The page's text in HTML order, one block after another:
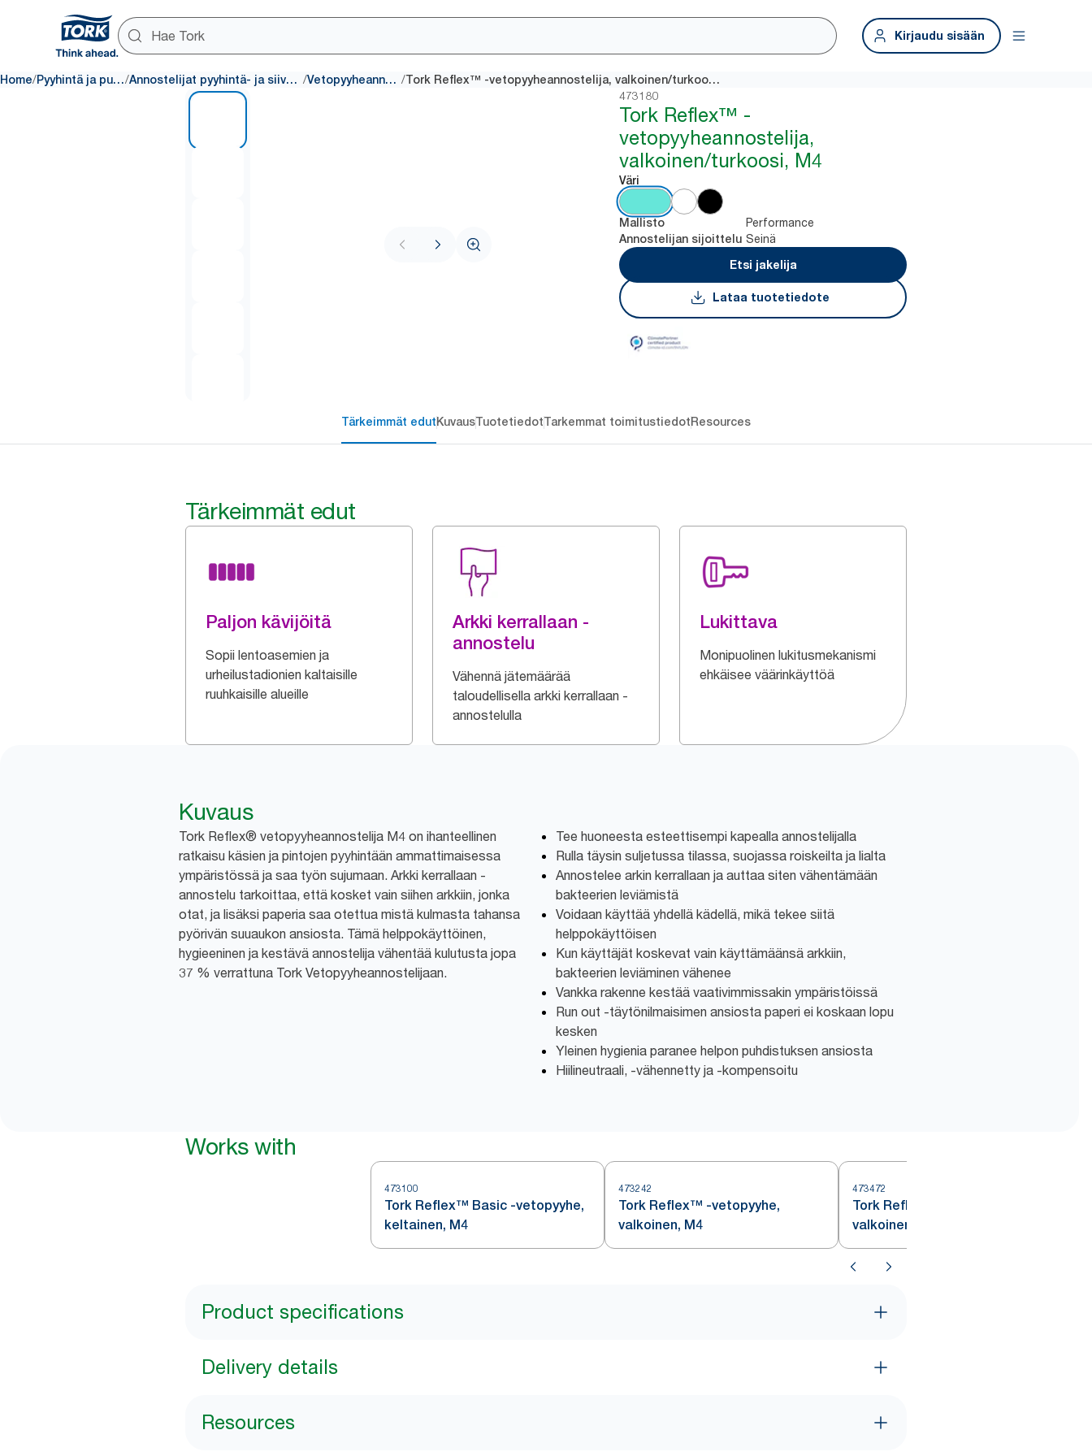
Kirjaudu sisään
Home/ Pyyhintä ja puhdistus/ Annostelijat pyyhintä- ja siivoustuotteille / Vetopyyheannostelijat / Tork Reflex™ -vetopyyheannostelija, valkoinen/turkoosi, M4
473180
Tork Reflex™ -
vetopyyheannostelija,
valkoinen/turkoosi, M4
Väri
Mallisto Performance
Annostelijan sijoittelu Seinä
Etsi jakelija
Lataa tuotetiedote
Tärkeimmät edutKuvausTuotetiedotTarkemmat toimitustiedotResources
Tärkeimmät edut
Paljon kävijöitä
Sopii lentoasemien ja
urheilustadionien kaltaisille
ruuhkaisille alueille
Arkki kerrallaan -
annostelu
Vähennä jätemäärää
taloudellisella arkki kerrallaan -
annostelulla
Lukittava
Monipuolinen lukitusmekanismi
ehkäisee väärinkäyttöä
Kuvaus
Tork Reflex® vetopyyheannostelija M4 on ihanteellinen
ratkaisu käsien ja pintojen pyyhintään ammattimaisessa
ympäristössä ja saa työn sujumaan. Arkki kerrallaan -
annostelu tarkoittaa, että kosket vain siihen arkkiin, jonka
otat, ja lisäksi paperia saa otettua mistä kulmasta tahansa
pyörivän suuaukon ansiosta. Tämä helppokäyttöinen,
hygieeninen ja kestävä annostelija vähentää kulutusta jopa
37 % verrattuna Tork Vetopyyheannostelijaan.
Tee huoneesta esteettisempi kapealla annostelijalla
Rulla täysin suljetussa tilassa, suojassa roiskeilta ja lialta
Annostelee arkin kerrallaan ja auttaa siten vähentämään
bakteerien leviämistä
Voidaan käyttää yhdellä kädellä, mikä tekee siitä
helppokäyttöisen
Kun käyttäjät koskevat vain käyttämäänsä arkkiin,
bakteerien leviäminen vähenee
Vankka rakenne kestää vaativimmissakin ympäristöissä
Run out -täytönilmaisimen ansiosta paperi ei koskaan lopu
kesken
Yleinen hygienia paranee helpon puhdistuksen ansiosta
Hiilineutraali, -vähennetty ja -kompensoitu
Works with
473100
Tork Reflex™ Basic -vetopyyhe,
keltainen, M4
473242
Tork Reflex™ -vetopyyhe,
valkoinen, M4
473472
Tork Reflex Plus -vetopyyhe,
valkoinen, M4
Product specifications
Delivery details
Resources